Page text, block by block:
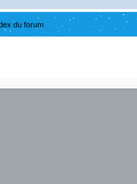
du forum